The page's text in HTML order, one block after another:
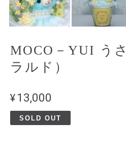
MOCO－YUI う
ラルド）
¥13,000
SOLD OUT